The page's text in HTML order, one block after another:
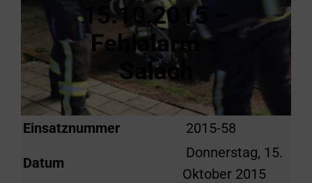
15.10.2015 –
Fehlalarm –
Salach
Einsatznummer 2015-58
Datum
Donnerstag, 15.
Oktober 2015